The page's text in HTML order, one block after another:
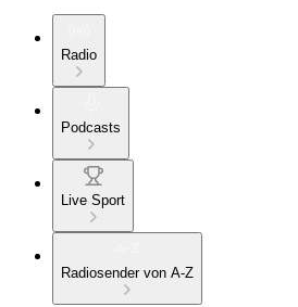
Radio
Podcasts
Live Sport
Radiosender von A-Z